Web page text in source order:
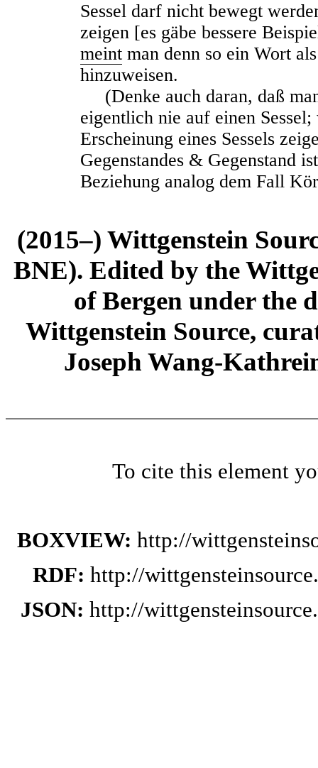
Sessel darf nicht bewegt
zeigen [es gäbe bessere
meint man denn so ein Wort
hinzuweisen.
(Denke auch daran, daß
eigentlich nie auf einen
Erscheinung eines Sessels
Gegenstandes & Gegenstand
Beziehung analog dem Fall
(2015–) Wittgenstein
BNE). Edited by the
of Bergen under the
Wittgenstein Source,
Joseph Wang-
To cite this element
BOXVIEW: http://
RDF: http://
JSON: http://